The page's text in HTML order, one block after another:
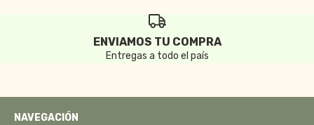
ENVIAMOS TU COMPRA
Entregas a todo el país
NAVEGACIÓN